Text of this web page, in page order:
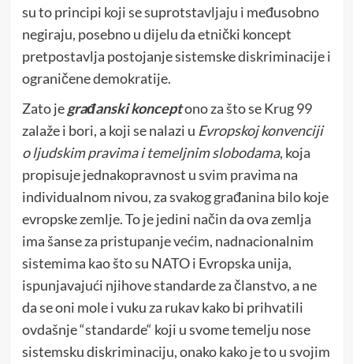
su to principi koji se suprotstavljaju i međusobno
negiraju, posebno u dijelu da etnički koncept
pretpostavlja postojanje sistemske diskriminacije i
ograničene demokratije.
Zato jegrađanski konceptono za što se Krug 99
zalaže i bori, a koji se nalazi u Evropskoj konvenciji
o ljudskim pravima i temeljnim slobodama, koja
propisuje jednakopravnost u svim pravima na
individualnom nivou, za svakog građanina bilo koje
evropske zemlje. To je jedini način da ova zemlja
ima šanse za pristupanje većim, nadnacionalnim
sistemima kao što su NATO i Evropska unija,
ispunjavajući njihove standarde za članstvo, a ne
da se oni mole i vuku za rukav kako bi prihvatili
ovdašnje “standarde“ koji u svome temelju nose
sistemsku diskriminaciju, onako kako je to u svojim